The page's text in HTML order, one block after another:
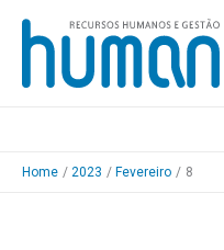
Skip
content
Home 2023 Fevereiro 8